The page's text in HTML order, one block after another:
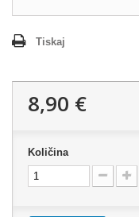
Tiskaj
8,90 €
Količina